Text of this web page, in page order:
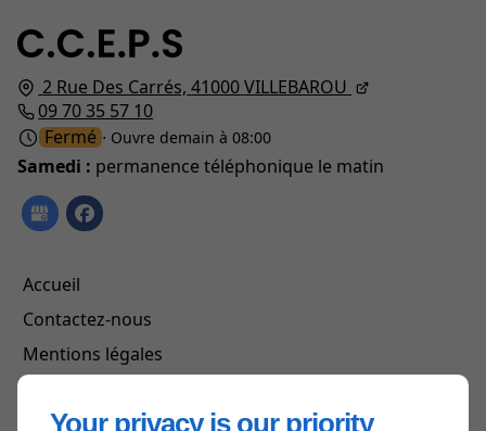
Your privacy is our priority
2 Rue Des Carrés, 41000VILLEBAROU
09 70 35 57 10
Fermé ⋅ Ouvre demain à 08:00
Samedi : permanence téléphonique le matin
Accueil
Contactez-nous
Mentions légales